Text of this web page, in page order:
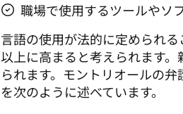
職場で使用するツールやソ
言語の使用が法的に定められ
以上に高まると考えられます
られます。モントリオールの
を次のように述べています。